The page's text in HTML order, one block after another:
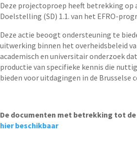
Deze projectoproep heeft betrekking op
Doelstelling (SD) 1.1. van het EFRO-
Deze actie beoogt ondersteuning te
uitwerking binnen het overheidsbeleid
academisch en universitair onderzoek
productie van specifieke kennis die
bieden voor uitdagingen in de Brusselse
De documenten met betrekking tot
hier beschikbaar